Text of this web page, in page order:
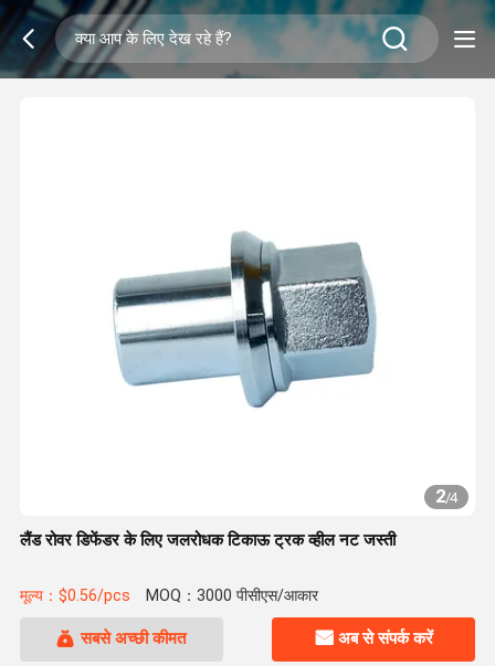
2/4
लैंड रोवर डिफेंडर के लिए जलरोधक टिकाऊ ट्रक व्हील नट जस्ती
मूल्य：$0.56/pcs MOQ：3000 पीसीएस/आकार
सबसे अच्छी कीमत अब से संपर्क करें